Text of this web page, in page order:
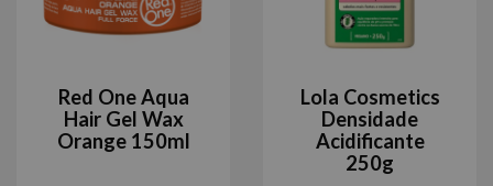
Red One Aqua
Hair Gel Wax
Orange 150ml
Lola Cosmetics
Densidade
Acidificante
250g